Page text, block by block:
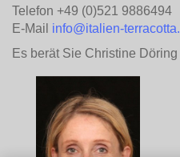
Telefon +49 (0)521 9886494
E-Mail info@italien-
Es berät Sie Christine Döring